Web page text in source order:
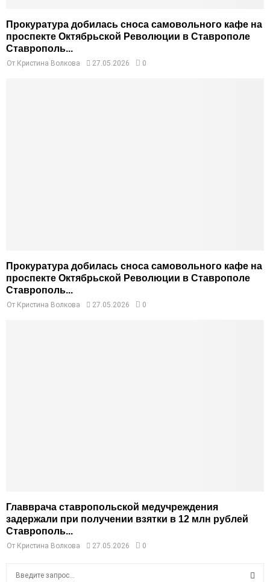
Прокуратура добилась сноса самовольного кафе на
проспекте Октябрьской Революции в Ставрополе
Ставрополь...
От Кристина Волкова 27.05.2026 0
Прокуратура добилась сноса самовольного кафе на
проспекте Октябрьской Революции в Ставрополе
Ставрополь...
От Кристина Волкова 27.05.2026 0
Главврача ставропольской медучреждения
задержали при получении взятки в 12 млн рублей
Ставрополь...
От Кристина Волкова 27.05.2026 0